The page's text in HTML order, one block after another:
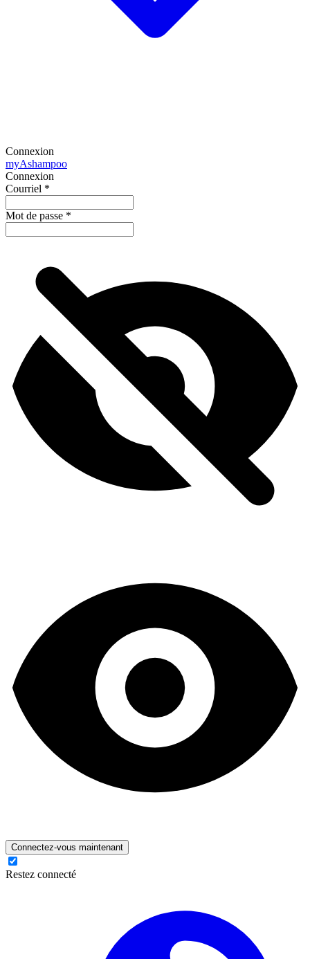
Connexion
myAshampoo
Connexion
Courriel *
Mot de passe *
Connectez-vous maintenant
Restez connecté